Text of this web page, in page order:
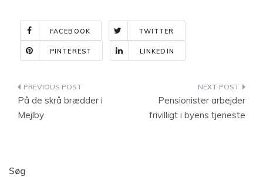
FACEBOOK TWITTER
PINTEREST LINKEDIN
Indlægsnavigation
På de skrå brædder i
Mejlby
Pensionister arbejder
frivilligt i byens tjeneste
Søg